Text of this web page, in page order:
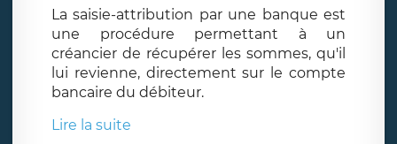
La saisie-attribution par une banque est
une procédure permettant à un
créancier de récupérer les sommes, qu'il
lui revienne, directement sur le compte
bancaire du débiteur.
Lire la suite